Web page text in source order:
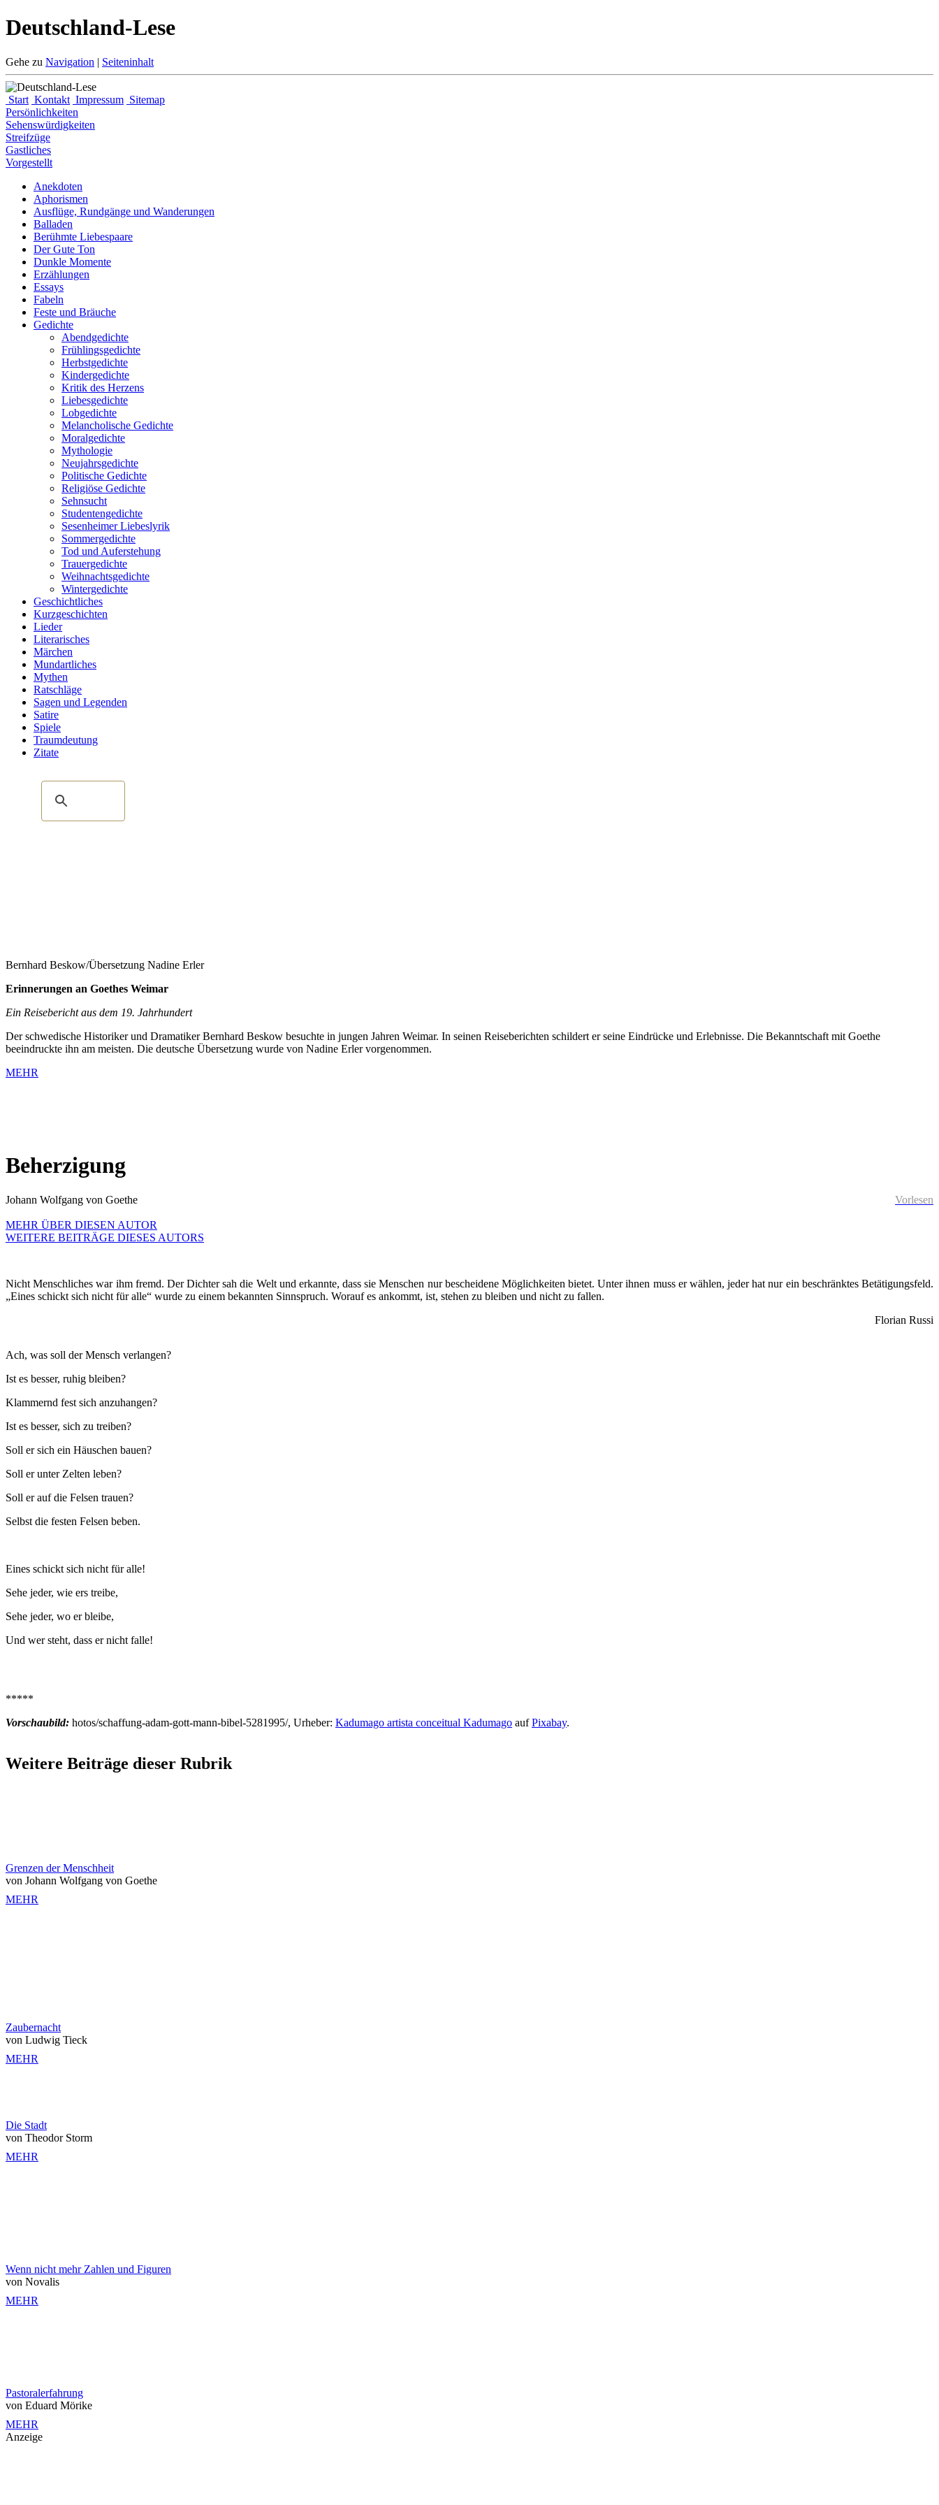
Deutschland-Lese
Gehe zu Navigation | Seiteninhalt
Start Kontakt Impressum Sitemap
Persönlichkeiten
Sehenswürdigkeiten
Streifzüge
Gastliches
Vorgestellt
Anekdoten
Aphorismen
Ausflüge, Rundgänge und Wanderungen
Balladen
Berühmte Liebespaare
Der Gute Ton
Dunkle Momente
Erzählungen
Essays
Fabeln
Feste und Bräuche
Gedichte
Abendgedichte
Frühlingsgedichte
Herbstgedichte
Kindergedichte
Kritik des Herzens
Liebesgedichte
Lobgedichte
Melancholische Gedichte
Moralgedichte
Mythologie
Neujahrsgedichte
Politische Gedichte
Religiöse Gedichte
Sehnsucht
Studentengedichte
Sesenheimer Liebeslyrik
Sommergedichte
Tod und Auferstehung
Trauergedichte
Weihnachtsgedichte
Wintergedichte
Geschichtliches
Kurzgeschichten
Lieder
Literarisches
Märchen
Mundartliches
Mythen
Ratschläge
Sagen und Legenden
Satire
Spiele
Traumdeutung
Zitate
Bernhard Beskow/Übersetzung Nadine Erler
Erinnerungen an Goethes Weimar
Ein Reisebericht aus dem 19. Jahrhundert
Der schwedische Historiker und Dramatiker Bernhard Beskow besuchte in jungen Jahren Weimar. In seinen Reiseberichten schildert er seine Eindrücke und Erlebnisse. Die Bekanntschaft mit Goethe
beeindruckte ihn am meisten. Die deutsche Übersetzung wurde von Nadine Erler vorgenommen.
MEHR
Beherzigung
Vorlesen
Johann Wolfgang von Goethe
MEHR ÜBER DIESEN AUTOR
WEITERE BEITRÄGE DIESES AUTORS
Nicht Menschliches war ihm fremd. Der Dichter sah die Welt und erkannte, dass sie Menschen nur bescheidene Möglichkeiten bietet. Unter ihnen muss er wählen, jeder hat nur ein beschränktes Betätigungsfeld.
„Eines schickt sich nicht für alle“ wurde zu einem bekannten Sinnspruch. Worauf es ankommt, ist, stehen zu bleiben und nicht zu fallen.
Florian Russi
Ach, was soll der Mensch verlangen?
Ist es besser, ruhig bleiben?
Klammernd fest sich anzuhangen?
Ist es besser, sich zu treiben?
Soll er sich ein Häuschen bauen?
Soll er unter Zelten leben?
Soll er auf die Felsen trauen?
Selbst die festen Felsen beben.
Eines schickt sich nicht für alle!
Sehe jeder, wie ers treibe,
Sehe jeder, wo er bleibe,
Und wer steht, dass er nicht falle!
*****
Vorschaubild: hotos/schaffung-adam-gott-mann-bibel-5281995/, Urheber: Kadumago artista conceitual Kadumago aufPixabay.
Weitere Beiträge dieser Rubrik
Grenzen der Menschheit
von Johann Wolfgang von Goethe
MEHR
Zaubernacht
von Ludwig Tieck
MEHR
Die Stadt
von Theodor Storm
MEHR
Wenn nicht mehr Zahlen und Figuren
von Novalis
MEHR
Pastoralerfahrung
von Eduard Mörike
MEHR
Anzeige